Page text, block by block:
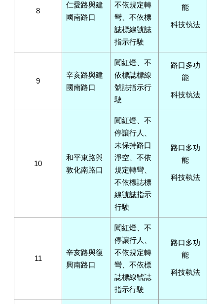
8
仁愛路與建
國南路口
不依規定轉
彎、不依標
誌標線號誌
指示行駛
能
科技執法
9
辛亥路與建
國南路口
闖紅燈、不
依標誌標線
號誌指示行
駛
路口多功
能
科技執法
10
和平東路與
敦化南路口
闖紅燈、不
停讓行人、
未保持路口
淨空、不依
規定轉彎、
不依標誌標
線號誌指示
行駛
路口多功
能
科技執法
11
辛亥路與復
興南路口
闖紅燈、不
停讓行人、
不依規定轉
彎、不依標
誌標線號誌
指示行駛
路口多功
能
科技執法